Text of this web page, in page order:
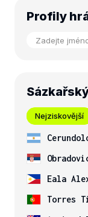
Profily
Nejziskovější
Eala
Torres